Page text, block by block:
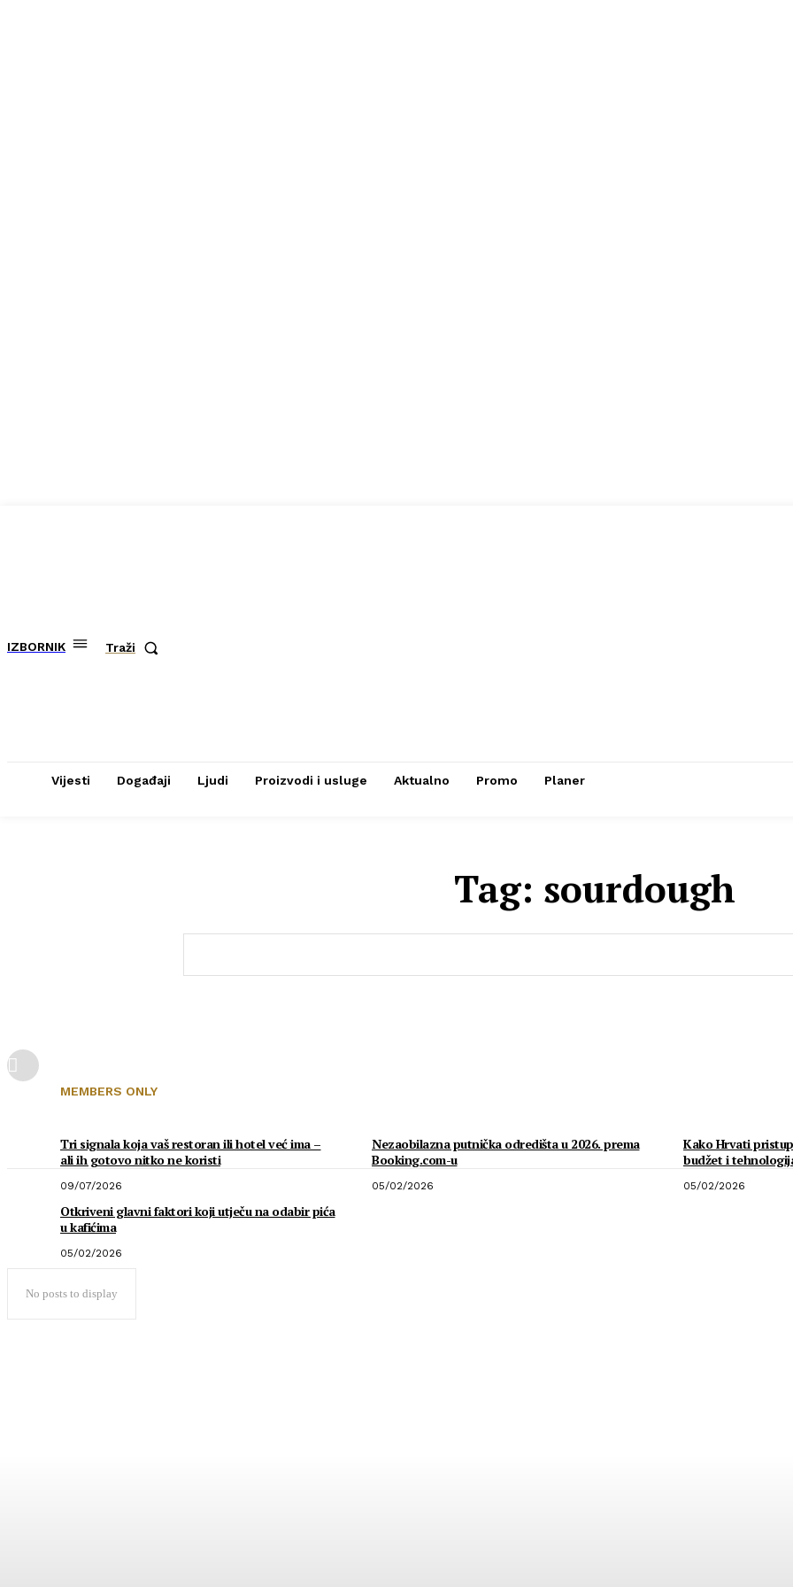
IZBORNIK Traži
Vijesti Događaji Ljudi Proizvodi i usluge Aktualno Promo Planer
Tag: sourdough
MEMBERS ONLY
Tri signala koja vaš restoran ili hotel već ima –
ali ih gotovo nitko ne koristi
09/07/2026
Nezaobilazna putnička odredišta u 2026. prema
Booking.com-u
05/02/2026
Kako Hrvati
budžet i
05/02/2026
Otkriveni glavni faktori koji utječu na odabir pića
u kafićima
05/02/2026
No posts to display